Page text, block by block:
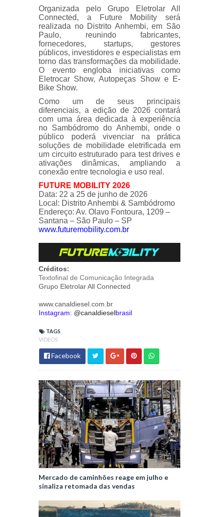
Organizada pelo Grupo Eletrolar All
Connected, a Future Mobility será
realizada no Distrito Anhembi, em São
Paulo, reunindo fabricantes,
fornecedores, startups, gestores
públicos, investidores e especialistas em
torno das transformações da mobilidade.
O evento engloba iniciativas como
Eletrocar Show, Autopeças Show e E-
Bike Show.
Como um de seus principais
diferenciais, a edição de 2026 contará
com uma área dedicada à experiência
no Sambódromo do Anhembi, onde o
público poderá vivenciar na prática
soluções de mobilidade eletrificada em
um circuito estruturado para test drives e
ativações dinâmicas, ampliando a
conexão entre tecnologia e uso real.
FUTURE MOBILITY 2026
Data: 22 a 25 de junho de 2026
Local: Distrito Anhembi & Sambódromo
Endereço: Av. Olavo Fontoura, 1209 –
Santana – São Paulo – SP
www.futuremobility.com.br
Créditos:
Textofinal de Comunicação Integrada
Grupo Eletrolar All Connected
www.canaldiesel.com.br
Instagram: @canaldieselbrasil
TAGS
VIDEOS
Facebook
Mercado de caminhões reage em julho e
sinaliza retomada das vendas